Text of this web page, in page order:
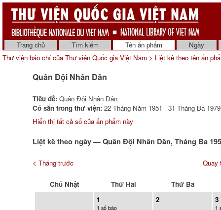
Trang chủ Tìm kiếm Tên ấn phẩm
Ngày
Thư viện báo chí của Thư viện Quốc gia Việt Nam > Liệt kê theo tên ấn
Quân Đội Nhân Dân
Tiêu đề: Quân Đội Nhân Dân
Có sẵn trong thư viện: 22 Tháng Năm 1951 - 31 Tháng Ba
Hiển thị tất cả số của ấn phẩm này
Liệt kê theo ngày — Quân Đội Nhân Dân, Tháng Ba
< Tháng trước Quay
Chủ Nhật Thứ Hai
Thứ Ba
1
1 số báo
2 3
1